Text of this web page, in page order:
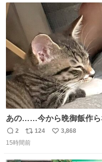
数
あの……今から晩御飯作
ぎのところ申し訳ない
返
信
2
リ
ポ
124
い
3,868
15時間前